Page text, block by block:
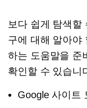
보다 쉽게 ​​탐색할
구에 대해 알아야
하는 도움말을 준
확인할 수 있습니
Google 사이트